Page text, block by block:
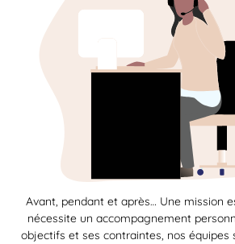
Avant, pendant et après… Une mission
nécessite un accompagnement
objectifs et ses contraintes, nos équipes